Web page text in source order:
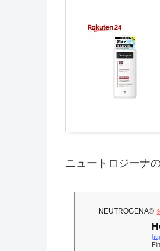
ニュートロジーナ
NEUTROGENA®